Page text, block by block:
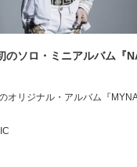
のソロ・ミニアルバム『
オリジナル・アルバム『